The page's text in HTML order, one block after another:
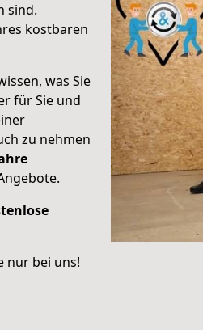
sind.
kostbaren
was Sie
für Sie und
zu nehmen
nur bei uns!